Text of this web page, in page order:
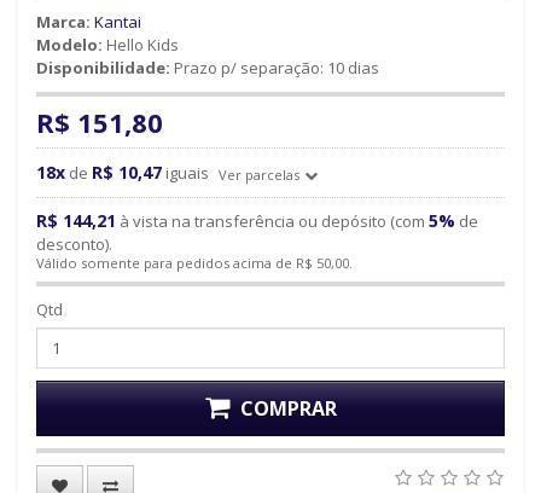
Marca: Kantai
Modelo: Hello Kids
Disponibilidade: Prazo p/ separação: 10 dias
R$ 151,80
18x de R$ 10,47 iguais Ver parcelas
R$ 144,21 à vista na transferência ou depósito (com 5% de
desconto).
Válido somente para pedidos acima de R$ 50,00.
Qtd
COMPRAR